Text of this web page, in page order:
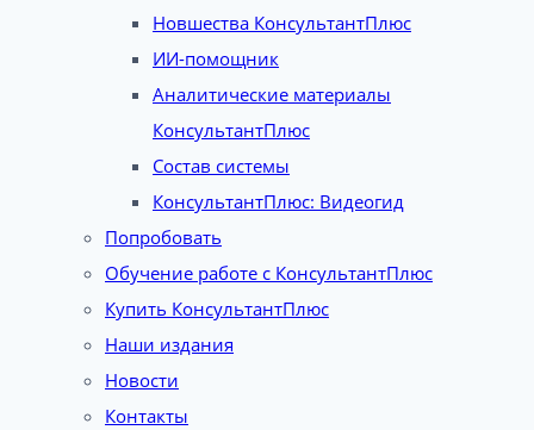
Новшества КонсультантПлюс
ИИ-помощник
Аналитические материалы
КонсультантПлюс
Состав системы
КонсультантПлюс: Видеогид
Попробовать
Обучение работе с КонсультантПлюс
Купить КонсультантПлюс
Наши издания
Новости
Контакты